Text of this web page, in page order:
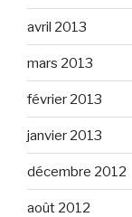
avril 2013
mars 2013
février 2013
janvier 2013
décembre 2012
août 2012